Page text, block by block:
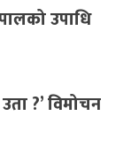
उपाधि
?’ विमोचन